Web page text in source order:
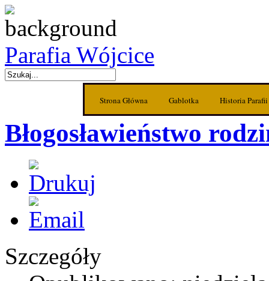
Parafia Wójcice
Strona Główna Gablotka Historia Parafii
Błogosławieństwo
Szczegóły